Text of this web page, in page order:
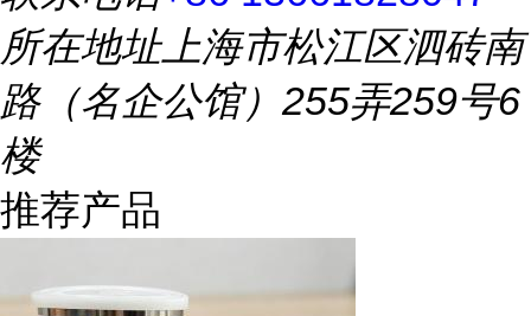
所在地址上海市松江区泗砖南
路（名企公馆）255弄259号6
楼
推荐产品